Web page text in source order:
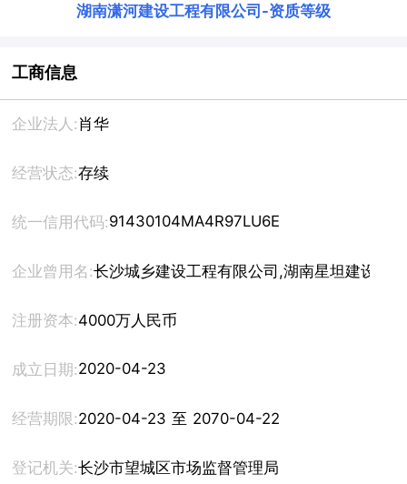
湖南潇河建设工程有限公司 -资质等级
工商信息
企业法人: 肖华
经营状态:存续
统一信用代码:91430104MA4R97LU6E
企业曾用名:长沙城乡建设工程有限公司,湖南星坦建设工
注册资本:4000万人民币
成立日期:2020-04-23
经营期限: 2020-04-23 至 2070-04-22
登记机关:长沙市望城区市场监督管理局